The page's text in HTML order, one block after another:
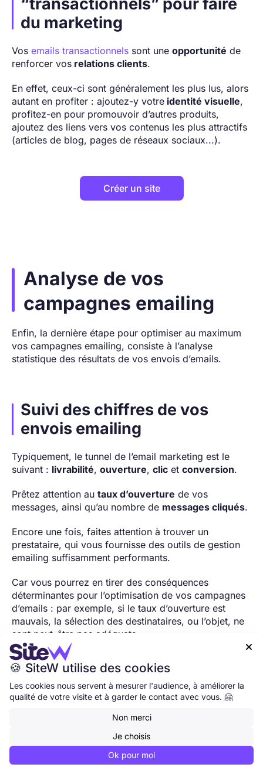
du marketing
Vos emails transactionnels sont une opportunité de
renforcer vos relations clients.
En effet, ceux-ci sont généralement les plus lus, alors
autant en profiter : ajoutez-y votre identité visuelle,
profitez-en pour promouvoir d’autres produits,
ajoutez des liens vers vos contenus les plus attractifs
(articles de blog, pages de réseaux sociaux...).
Créer un site
Analyse de vos
campagnes emailing
Enfin, la dernière étape pour optimiser au maximum
vos campagnes emailing, consiste à l’analyse
statistique des résultats de vos envois d’emails.
Suivi des chiffres de vos
envois emailing
Typiquement, le tunnel de l’email marketing est le
suivant : livrabilité, ouverture, clic et conversion.
Prêtez attention au taux d’ouverture de vos
messages, ainsi qu’au nombre de messages cliqués.
Encore une fois, faites attention à trouver un
prestataire, qui vous fournisse des outils de gestion
emailing suffisamment performants.
Car vous pourrez en tirer des conséquences
déterminantes pour l’optimisation de vos campagnes
d’emails : par exemple, si le taux d’ouverture est
mauvais, la sélection des destinataires, ou l’objet, ne
sont peut-être pas adéquats.
Alors, planchez bien vos taux, vos courbes, vos
diagrammes et vos graphiques !📊
A/B tests / split tests pour
vos campagnes d’emailing

🍪 SiteW utilise des cookies
Les cookies nous servent à mesurer l'audience, à améliorer la
qualité de votre visite et à garder le contact avec vous. 🤗
Non merci
Je choisis
Ok pour moi